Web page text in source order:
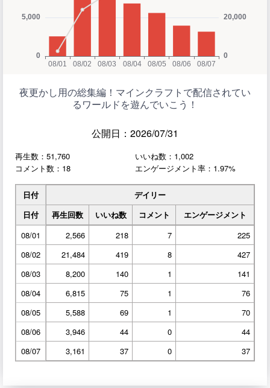
夜更かし用の総集編！マインクラフトで配信されてい
るワールドを遊んでいこう！
公開日：2026/07/31
再生数：51,760
いいね数：1,002
コメント数：18
エンゲージメント率：1.97%
日付
デイリー
日付
再生回数 いいね数 コメント
エンゲージメント
08/01
2,566 218 7
225
08/02
21,484 419 8
427
08/03
8,200 140 1
141
08/04
6,815 75 1
76
08/05
5,588 69 1
70
08/06
3,946 44 0
44
08/07
3,161 37 0 37